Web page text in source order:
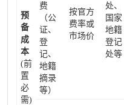
预
备
成
本
(前
置
必
需)
费
（公
证、
登
记、
地籍
摘录
等）
按官方
费率或
市场价
处、
国家
地籍
登记
处等